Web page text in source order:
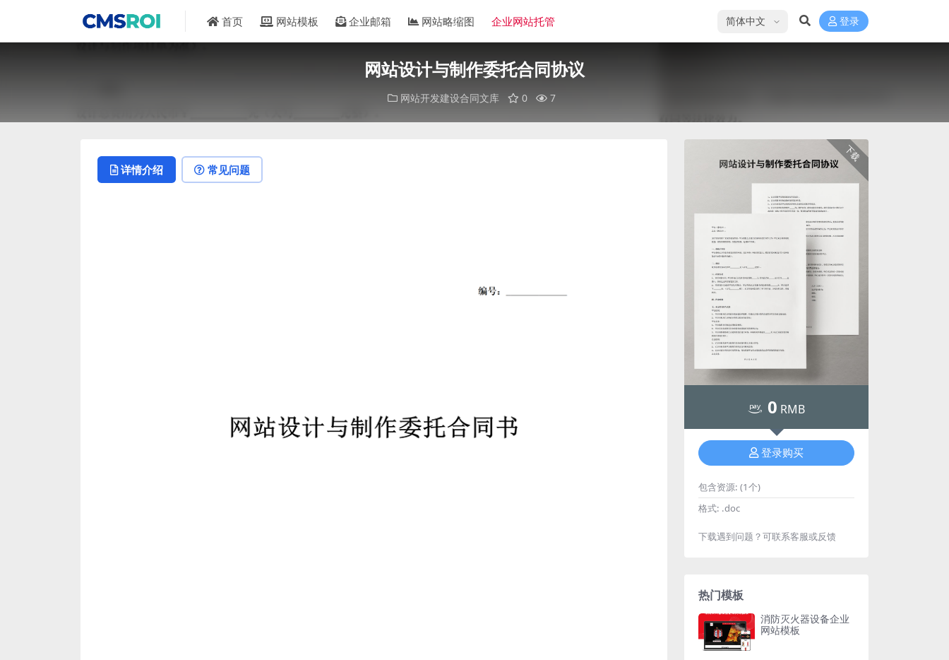
首页 网站模板 企业邮箱 网站略缩图 企业网站托管 选择语言 登录
网站设计与制作委托合同协议
网站开发建设合同文库 0 7
详情介绍 常见问题
下载
0 RMB
登录购买
包含资源: (1个)
格式: .doc
下载遇到问题？可联系客服或反馈
热门模板
消防灭火器设备企业
网站模板